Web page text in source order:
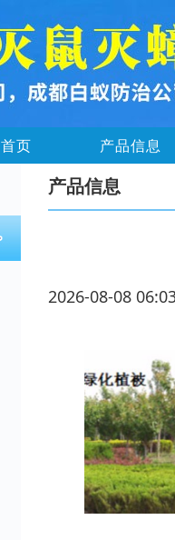
首页 产品信息
产品信息
2026-08-08